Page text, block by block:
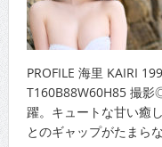
T160B88W60H85 撮影
躍。キュートな甘い癒
とのギャップがたまら